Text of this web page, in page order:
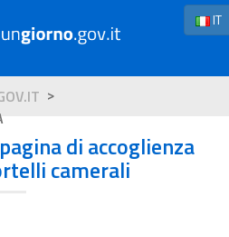
IT
di accoglienza
camerali